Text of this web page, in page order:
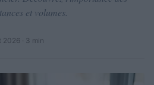
et volumes.
2026 · 3 min